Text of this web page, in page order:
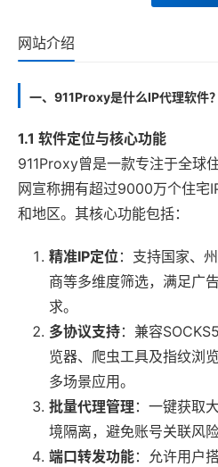
网站介绍
一、911Proxy是什么IP代理软件？
1.1 软件定位与核心功能
911Proxy曾是一款专注于全球
网宣称拥有超过9000万个住宅
和地区。其核心功能包括：
精准IP定位：支持国家、
商等多维度筛选，满足广
求。
多协议支持：兼容
览器、爬虫工具及指纹浏
多场景应用。
批量代理管理 ：一键获取
境隔离，避免账号关联风险
端口转发功能：允许用户